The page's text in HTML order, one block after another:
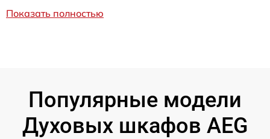
Показать полностью
Популярные модели
Духовых шкафов AEG